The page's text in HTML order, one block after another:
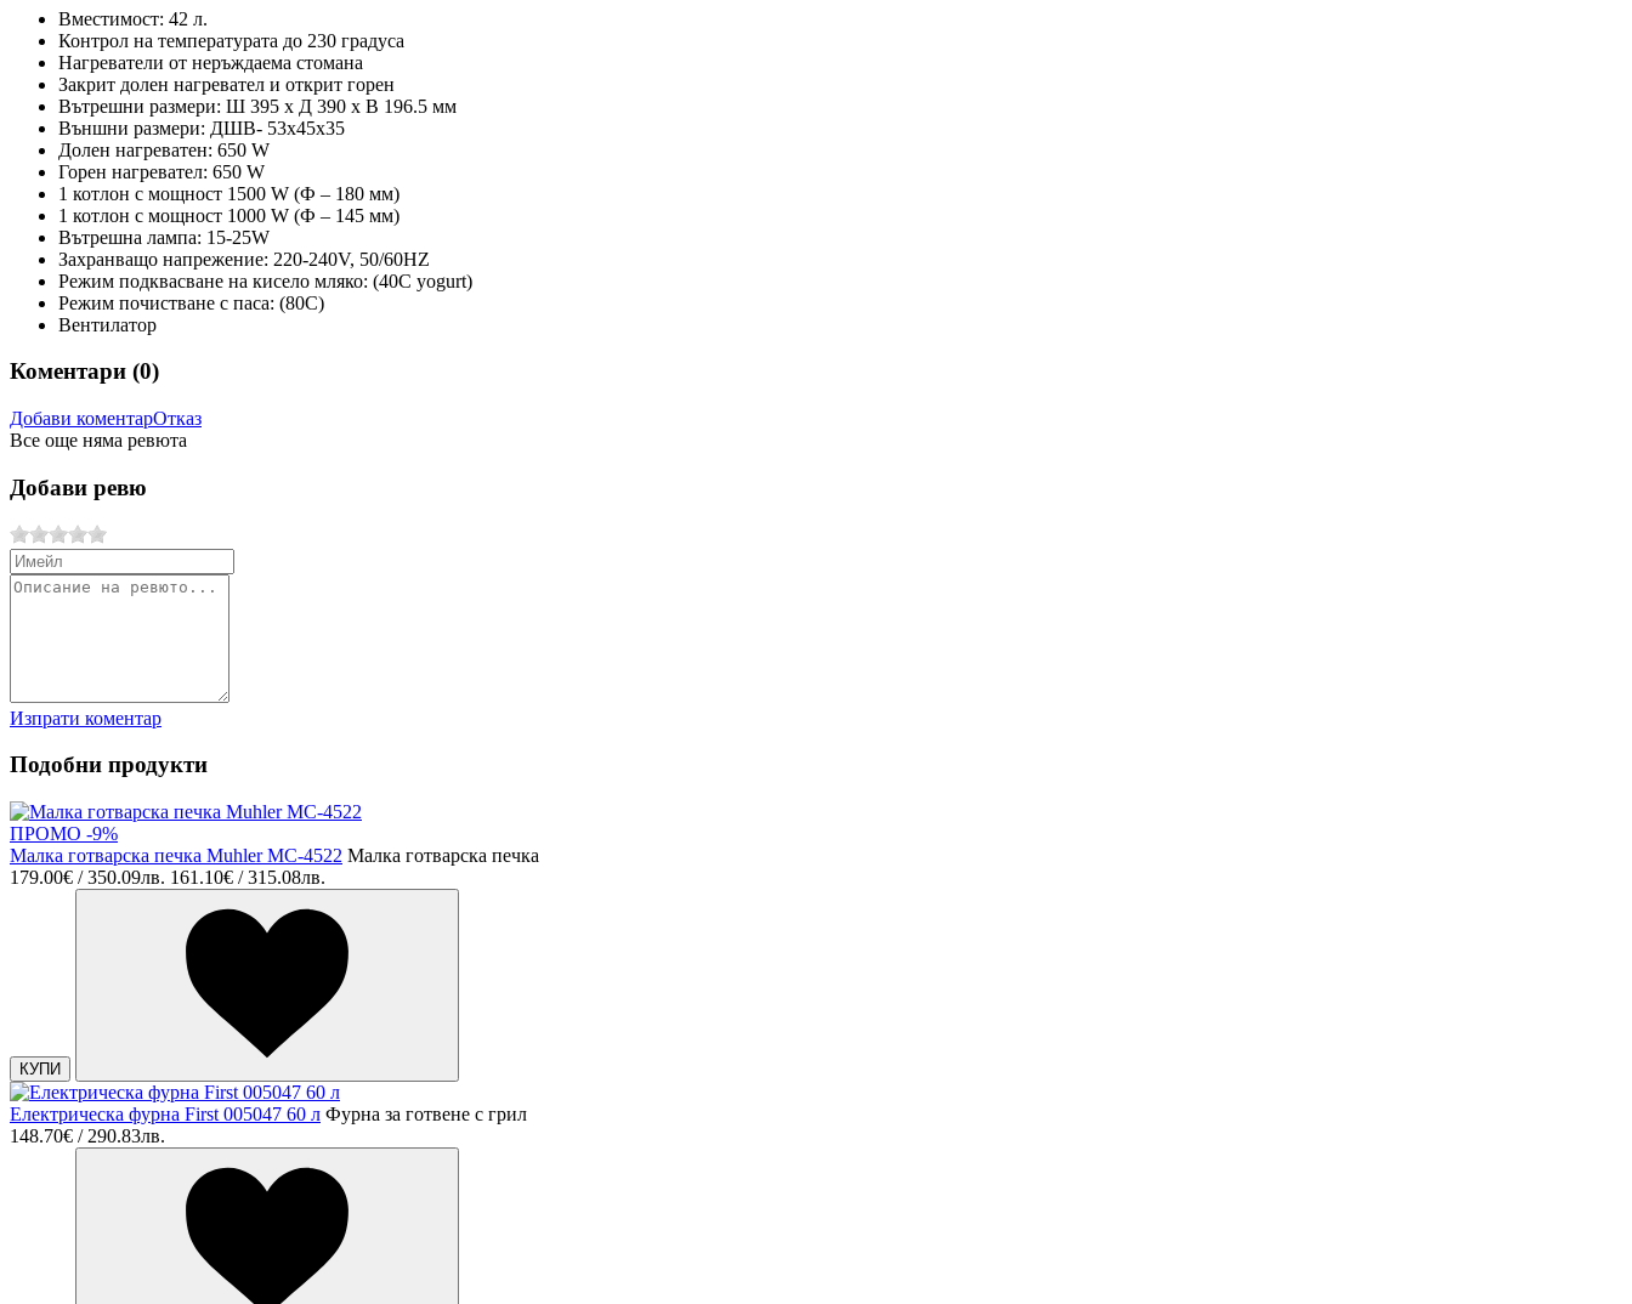
Вместимост: 42 л.
Контрол на температурата до 230 градуса
Нагреватели от неръждаема стомана
Закрит долен нагревател и открит горен
Вътрешни размери: Ш 395 х Д 390 х В 196.5 мм
Външни размери: ДШВ- 53х45х35
Долен нагреватен: 650 W
Горен нагревател: 650 W
1 котлон с мощност 1500 W (Ф – 180 мм)
1 котлон с мощност 1000 W (Ф – 145 мм)
Вътрешна лампа: 15-25W
Захранващо напрежение: 220-240V, 50/60HZ
Режим подквасване на кисело мляко: (40C yogurt)
Режим почистване с паса: (80C)
Вентилатор
Коментари (0)
Добави коментарОтказ
Все още няма ревюта
Добави ревю
Изпрати коментар
Подобни продукти
ПРОМО -9%
Малка готварска печка Muhler MC-4522 Малка готварска печка
179.00€ / 350.09лв. 161.10€ / 315.08лв.
КУПИ
Електрическа фурна First 005047 60 л Фурна за готвене с грил
148.70€ / 290.83лв.